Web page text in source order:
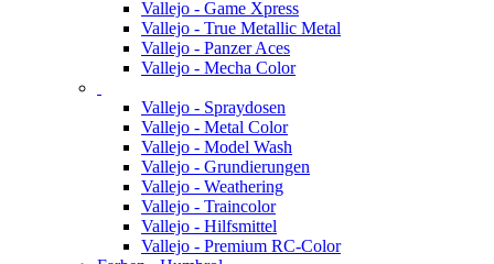
Vallejo - Game Xpress
Vallejo - True Metallic Metal
Vallejo - Panzer Aces
Vallejo - Mecha Color
Vallejo - Spraydosen
Vallejo - Metal Color
Vallejo - Model Wash
Vallejo - Grundierungen
Vallejo - Weathering
Vallejo - Traincolor
Vallejo - Hilfsmittel
Vallejo - Premium RC-Color